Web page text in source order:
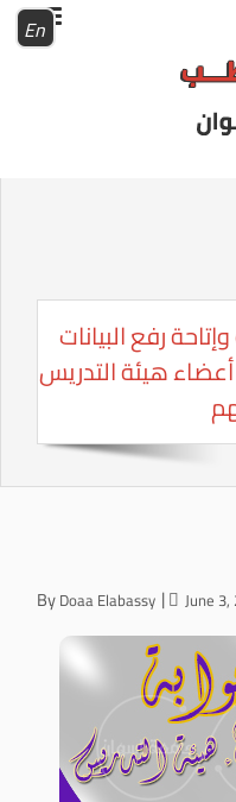
En
رفع البيانات
هيئة التدريس
ByDoaa Elabassy June